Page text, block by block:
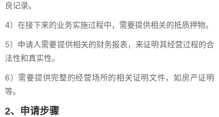
良记录。
4）在接下来的业务实施过程中，需要提供相关的抵质押物。
5）申请人需要提供相关的财务报表，来证明其经营过程的合
法性和真实性。
6）需要提供完整的经营场所的相关证明文件，如房产证明
等。
2、申请步骤